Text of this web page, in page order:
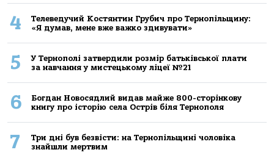
4
Телеведучий Костянтин Грубич про Тернопільщину:
«Я думав, мене вже важко здивувати»
5
У Тернополі затвердили розмір батьківської плати
за навчання у мистецькому ліцеї №21
6
Богдан Новосядлий видав майже 800-сторінкову
книгу про історію села Острів біля Тернополя
7
Три дні був безвісти: на Тернопільщині чоловіка
знайшли мертвим